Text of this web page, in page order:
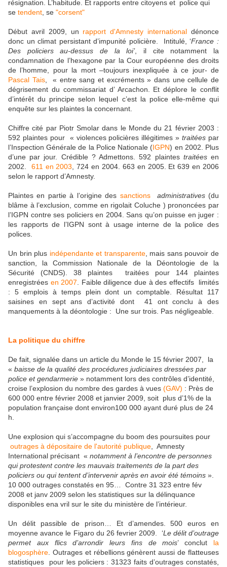
résignation. L’habitude. Et rapports entre citoyens et police qui
se tendent , se "corsent"
Début avril 2009, un rapport d'Amnesty international dénonce
donc un climat persistant d’impunité policière. Intitulé, ‘France :
Des policiers au-dessus de la loi’, il cite notamment la
condamnation de l’hexagone par la Cour européenne des droits
de l’homme, pour la mort –toujours inexpliquée à ce jour- de
Pascal Tais, « entre sang et excréments » dans une cellule de
dégrisement du commissariat d’ Arcachon. Et déplore le conflit
d’intérêt du principe selon lequel c’est la police elle-même qui
enquête sur les plaintes la concernant.
Chiffre cité par Piotr Smolar dans le Monde du 21 février 2003 :
592 plaintes pour « violences policières illégitimes »traitées par
l’Inspection Générale de la Police Nationale (IGPN) en 2002. Plus
d’une par jour. Crédible ? Admettons. 592 plaintes traitéesen
2002. 611 en 2003 , 724 en 2004. 663 en 2005. Et 639 en 2006
selon le rapport d’Amnesty.
Plaintes en partie à l’origine des sanctions administratives(du
blâme à l’exclusion, comme en rigolait Coluche ) prononcées par
l’IGPN contre ses policiers en 2004. Sans qu’on puisse en juger :
les rapports de l’IGPN sont à usage interne de la police des
polices.
Un brin plus indépendante et transparente, mais sans pouvoir de
sanction, la Commission Nationale de la Déontologie de la
Sécurité (CNDS). 38 plaintes traitées pour 144 plaintes
enregistrées en 2007 . Faible diligence due à des effectifs limités
: 5 emplois à temps plein dont un comptable. Résultat 117
saisines en sept ans d’activité dont 41 ont conclu à des
manquements à la déontologie : Une sur trois. Pas négligeable.
La politique du chiffre
De fait, signalée dans un article du Monde le 15 février 2007, la
« baisse de la qualité des procédures judiciaires dressées par
police et gendarmerie » notamment lors des contrôles d’identité,
croise l’explosion du nombre des gardes à vues (GAV) : Près de
600 000 entre février 2008 et janvier 2009, soit plus d’1% de la
population française dont environ100 000 ayant duré plus de 24
h.
Une explosion qui s’accompagne du boom des poursuites pour
outrages à dépositaire de l'autorité publique , Amnesty
International précisant « notamment à l’encontre de personnes
qui protestent contre les mauvais traitements de la part des
policiers ou qui tentent d’intervenir après en avoir été témoins ».
10 000 outrages constatés en 95… Contre 31 323 entre fév
2008 et janv 2009 selon les statistiques sur la délinquance
disponibles ena vril sur le site du ministère de l’intérieur.
Un délit passible de prison… Et d’amendes. 500 euros en
moyenne avance le Figaro du 26 fevrier 2009. ‘Le délit d’outrage
permet aux flics d’arrondir leurs fins de mois’ conclut la
blogosphère . Outrages et rébellions génèrent aussi de flatteuses
statistiques pour les policiers : 31323 faits d’outrages constatés,